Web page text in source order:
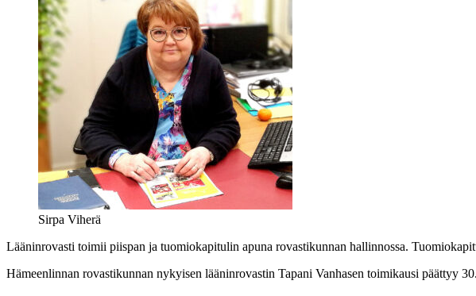
Sirpa Viherä
Lääninrovasti toimii piispan ja tuomiokapitulin apuna rovastikunnan hallinnossa.
Hämeenlinnan rovastikunnan nykyisen lääninrovastin Tapani Vanhasen toimikausi päättyy